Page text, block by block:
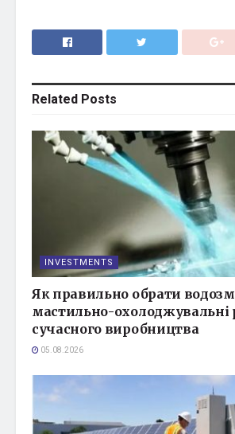
Related Posts
INVESTMENTS
Як правильно обрати
мастильно-охолоджувальні
сучасного виробництва
05.08.2026